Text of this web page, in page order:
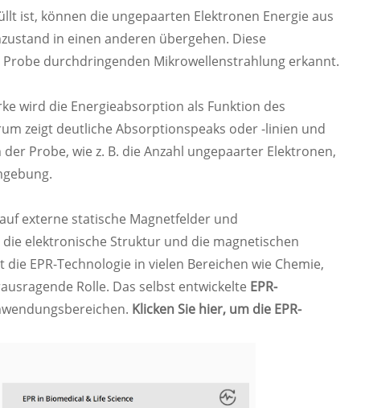
ist, können die ungepaarten Elektronen Energie aus
in einen anderen übergehen. Diese
durchdringenden Mikrowellenstrahlung erkannt.
wird die Energieabsorption als Funktion des
zeigt deutliche Absorptionspeaks oder -linien und
Probe, wie z. B. die Anzahl ungepaarter Elektronen,
externe statische Magnetfelder und
elektronische Struktur und die magnetischen
EPR-Technologie in vielen Bereichen wie Chemie,
Rolle. Das selbst entwickelte EPR-
Klicken Sie hier, um die EPR-